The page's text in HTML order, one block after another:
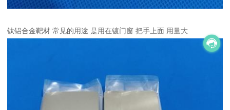
钛铝合金靶材 常见的用途 是用在镀门窗 把手上面 用量大